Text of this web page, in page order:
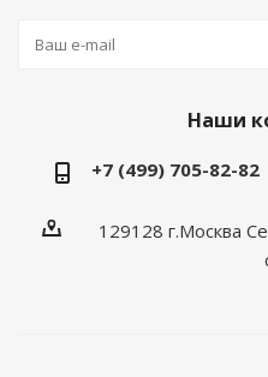
Наши
+7 (499) 705-82-82
129128 г.Москва